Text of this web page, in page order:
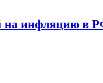
на инфляцию в